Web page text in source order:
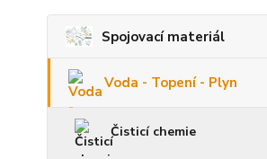
Spojovací materiál
Voda - Topení - Plyn
Čisticí chemie